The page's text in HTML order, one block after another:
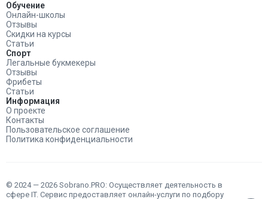
Обучение
Онлайн-школы
Отзывы
Скидки на курсы
Статьи
Спорт
Легальные букмекеры
Отзывы
Фрибеты
Статьи
Информация
О проекте
Контакты
Пользовательское соглашение
Политика конфиденциальности
© 2024 — 2026 Sobrano.PRO: Осуществляет деятельность в
сфере IT. Сервис предоставляет онлайн-услуги по подбору